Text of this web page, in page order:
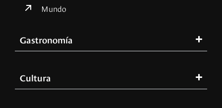
Mundo
Gastronomía
Cultura